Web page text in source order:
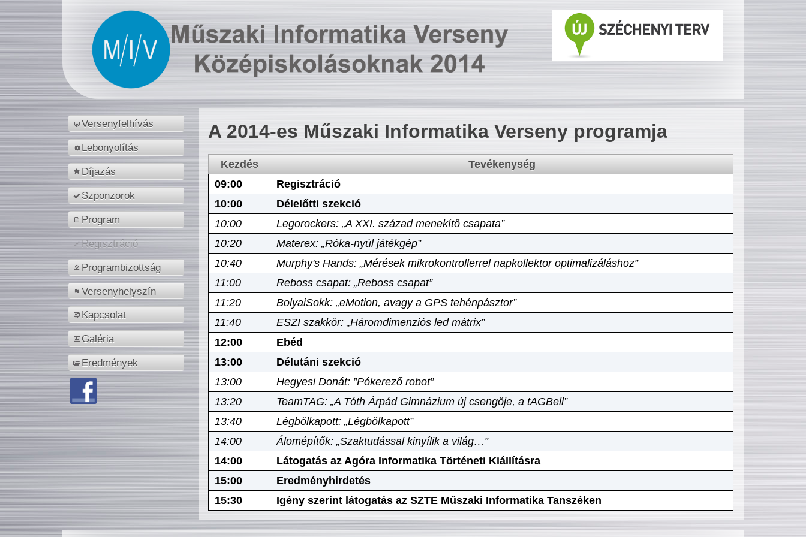
Versenyfelhívás
Lebonyolítás
Díjazás
Szponzorok
Program
Regisztráció
Programbizottság
Versenyhelyszín
Kapcsolat
Galéria
Eredmények
A 2014-es Műszaki Informatika Verseny programja
Kezdés
Tevékenység
09:00
Regisztráció
10:00
Délelőtti szekció
10:00
Legorockers: „A XXI. század menekítő csapata”
10:20
Materex: „Róka-nyúl játékgép”
10:40
Murphy's Hands: „Mérések mikrokontrollerrel napkollektor optimalizáláshoz”
11:00
Reboss csapat: „Reboss csapat”
11:20
BolyaiSokk: „eMotion, avagy a GPS tehénpásztor”
11:40
ESZI szakkör: „Háromdimenziós led mátrix”
12:00
Ebéd
13:00
Délutáni szekció
13:00
Hegyesi Donát: ”Pókerező robot”
13:20
TeamTAG: „A Tóth Árpád Gimnázium új csengője, a tAGBell”
13:40
Légbőlkapott: „Légbőlkapott”
14:00
Álomépítők: „Szaktudással kinyílik a világ…”
14:00
Látogatás az Agóra Informatika Történeti Kiállításra
15:00
Eredményhirdetés
15:30
Igény szerint látogatás az SZTE Műszaki Informatika Tanszéken